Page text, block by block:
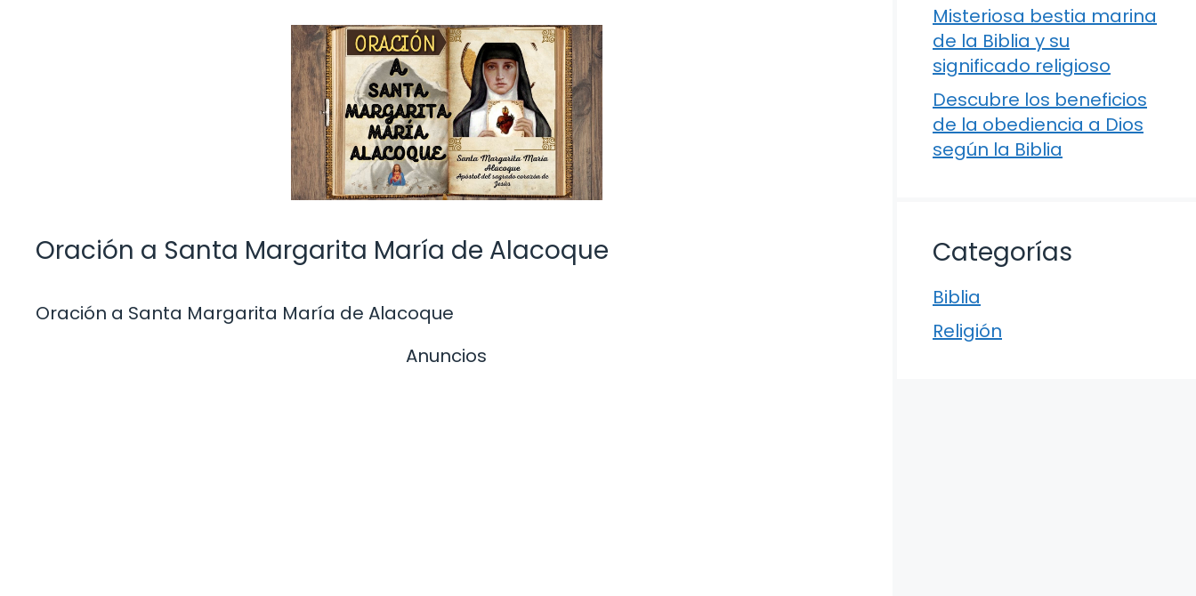
Oración a Santa Margarita María de Alacoque
Oración a Santa Margarita María de Alacoque
Anuncios
Misteriosa bestia marina
de la Biblia y su
significado religioso
Descubre los beneficios
de la obediencia a Dios
según la Biblia
Categorías
Biblia
Religión